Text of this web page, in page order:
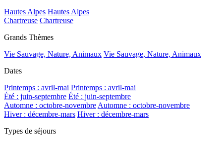
Hautes Alpes Hautes Alpes
Chartreuse Chartreuse
Grands Thèmes
Vie Sauvage, Nature, Animaux Vie Sauvage, Nature, Animaux
Dates
Printemps : avril-mai Printemps : avril-mai
Été : juin-septembre Été : juin-septembre
Automne : octobre-novembre Automne : octobre-novembre
Hiver : décembre-mars Hiver : décembre-mars
Types de séjours